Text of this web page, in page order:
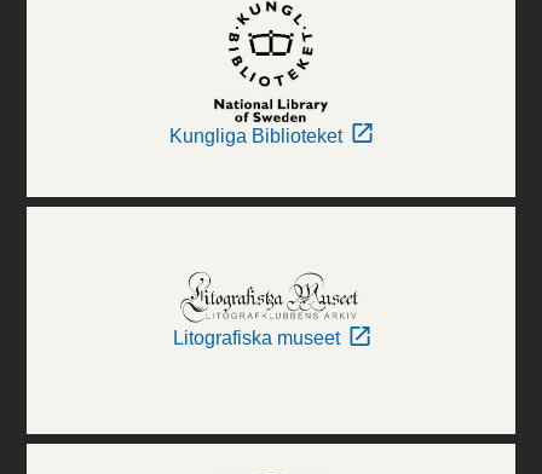
Kungliga Biblioteket
Litografiska museet